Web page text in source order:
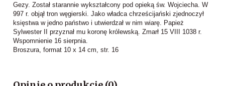
Gezy. Został starannie wykształcony pod opieką św. Wojciecha. W
997 r. objął tron węgierski. Jako władca chrześcijański zjednoczył
księstwa w jedno państwo i utwierdzał w nim wiarę. Papież
Sylwester II przyznał mu koronę królewską. Zmarł 15 VIII 1038 r.
Wspomnienie 16 sierpnia.
Broszura, format 10 x 14 cm, str. 16